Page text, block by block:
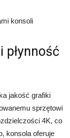
konsoli
płynność
jakość grafiki
sprzętowi
4K, co
konsola oferuje